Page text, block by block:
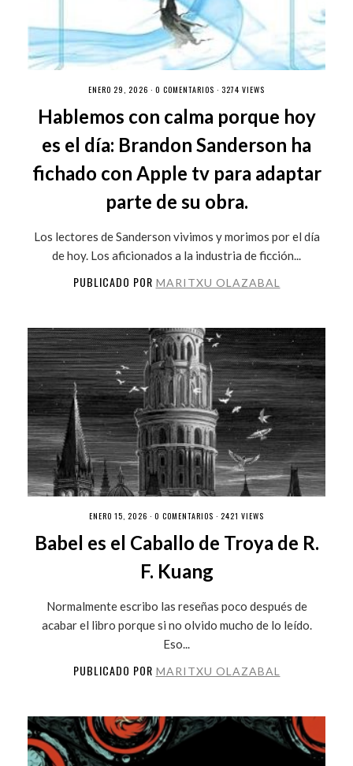
ENERO 29, 2026 · 0 COMENTARIOS · 3274 VIEWS
Hablemos con calma porque hoy
es el día: Brandon Sanderson ha
fichado con Apple tv para adaptar
parte de su obra.
Los lectores de Sanderson vivimos y morimos por el día
de hoy. Los aficionados a la industria de ficción...
PUBLICADO POR MARITXU OLAZABAL
ENERO 15, 2026 · 0 COMENTARIOS · 2421 VIEWS
Babel es el Caballo de Troya de R.
F. Kuang
Normalmente escribo las reseñas poco después de
acabar el libro porque si no olvido mucho de lo leído.
Eso...
PUBLICADO POR MARITXU OLAZABAL